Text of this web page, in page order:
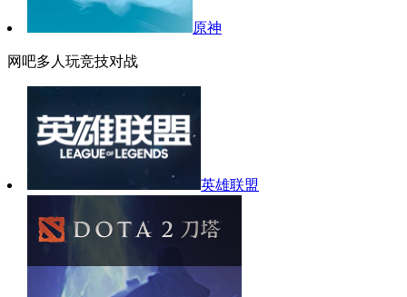
原神
网吧多人玩竞技对战
英雄联盟